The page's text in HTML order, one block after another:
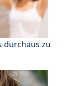
durchaus zu